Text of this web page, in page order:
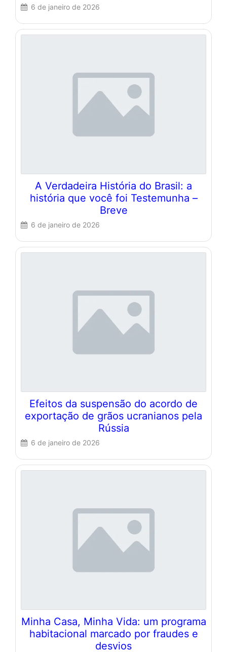
6 de janeiro de 2026
A Verdadeira História do Brasil: a
história que você foi Testemunha –
Breve
6 de janeiro de 2026
Efeitos da suspensão do acordo de
exportação de grãos ucranianos pela
Rússia
6 de janeiro de 2026
Minha Casa, Minha Vida: um programa
habitacional marcado por fraudes e
desvios